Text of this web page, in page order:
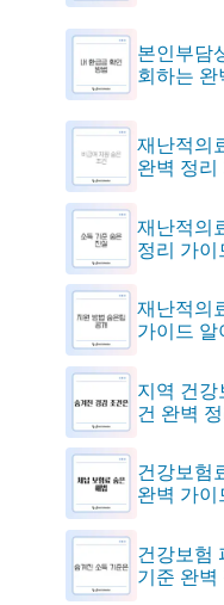
본인부담
회하는
재난적의
완벽 정리
재난적의
정리 가이
재난적의
가이드 알
지역 건
건 완벽
건강보험
완벽 가이
건강보험
기준 완벽